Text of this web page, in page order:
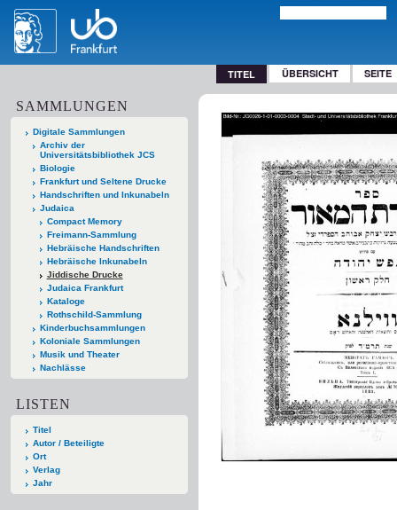
TITEL ÜBERSICHT SEITE
SAMMLUNGEN
Digitale Sammlungen
Archiv der
Universitätsbibliothek JCS
Biologie
Frankfurt und Seltene Drucke
Handschriften und Inkunabeln
Judaica
Compact Memory
Freimann-Sammlung
Hebräische Handschriften
Hebräische Inkunabeln
Jiddische Drucke
Judaica Frankfurt
Kataloge
Rothschild-Sammlung
Kinderbuchsammlungen
Koloniale Sammlungen
Musik und Theater
Nachlässe
LISTEN
Titel
Autor / Beteiligte
Ort
Verlag
Jahr